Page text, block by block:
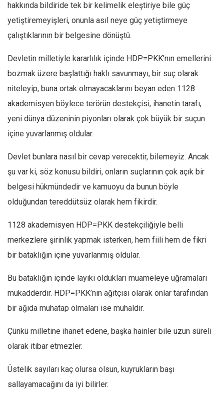
hakkında bildiride tek bir kelimelik eleştiriye bile güç
yetiştiremeyişleri, onunla asıl neye güç yetiştirmeye
çalıştıklarının bir belgesine dönüştü.
Devletin milletiyle kararlılık içinde HDP=PKK’nın emellerini
bozmak üzere başlattığı haklı savunmayı, bir suç olarak
niteleyip, buna ortak olmayacaklarını beyan eden 1128
akademisyen böylece terörün destekçisi, ihanetin tarafı,
yeni dünya düzeninin piyonları olarak çok büyük bir suçun
içine yuvarlanmış oldular.
Devlet bunlara nasıl bir cevap verecektir, bilemeyiz. Ancak
şu var ki, söz konusu bildiri, onların suçlarının çok açık bir
belgesi hükmündedir ve kamuoyu da bunun böyle
olduğundan tereddütsüz olarak hem fikirdir.
1128 akademisyen HDP=PKK destekçiliğiyle belli
merkezlere şirinlik yapmak isterken, hem fiili hem de fikri
bir bataklığın içine yuvarlanmış oldular.
Bu bataklığın içinde layıkı oldukları muameleye uğramaları
mukadderdir. HDP=PKK’nın ağıtçısı olarak onlar tarafından
bir ağıda muhatap olmaları ise muhaldir.
Çünkü milletine ihanet edene, başka hainler bile uzun süreli
olarak itibar etmezler.
Üstelik sayıları kaç olursa olsun, kuyrukların başı
sallayamacağını da iyi bilirler.